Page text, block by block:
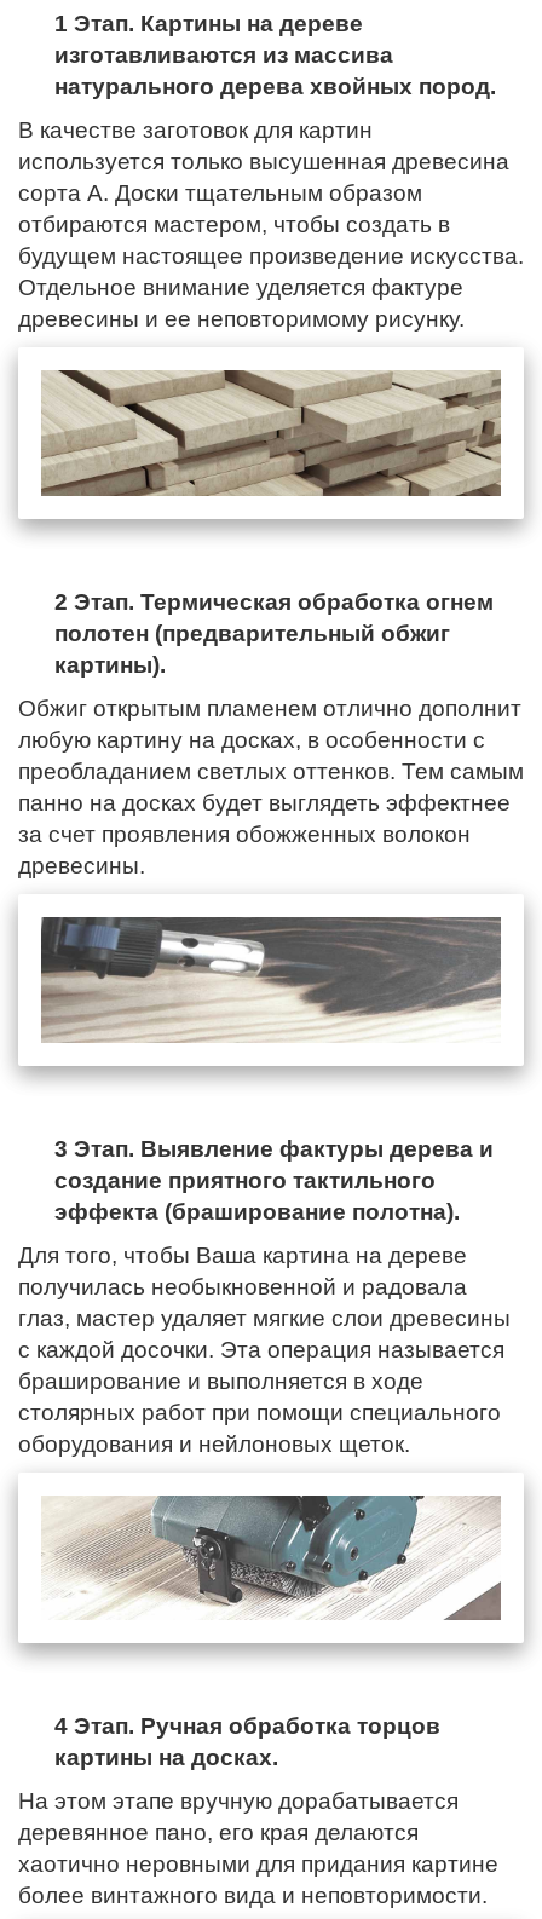
1 Этап. Картины на дереве
изготавливаются из массива
натурального дерева хвойных пород.
В качестве заготовок для картин
используется только высушенная древесина
сорта А. Доски тщательным образом
отбираются мастером, чтобы создать в
будущем настоящее произведение искусства.
Отдельное внимание уделяется фактуре
древесины и ее неповторимому рисунку.
2 Этап. Термическая обработка огнем
полотен (предварительный обжиг
картины).
Обжиг открытым пламенем отлично дополнит
любую картину на досках, в особенности с
преобладанием светлых оттенков. Тем самым
панно на досках будет выглядеть эффектнее
за счет проявления обожженных волокон
древесины.
3 Этап. Выявление фактуры дерева и
создание приятного тактильного
эффекта (браширование полотна).
Для того, чтобы Ваша картина на дереве
получилась необыкновенной и радовала
глаз, мастер удаляет мягкие слои древесины
с каждой досочки. Эта операция называется
браширование и выполняется в ходе
столярных работ при помощи специального
оборудования и нейлоновых щеток.
4 Этап. Ручная обработка торцов
картины на досках.
На этом этапе вручную дорабатывается
деревянное пано, его края делаются
хаотично неровными для придания картине
более винтажного вида и неповторимости.